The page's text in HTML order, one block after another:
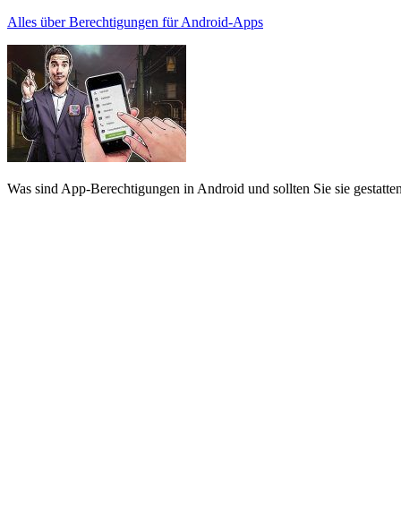
Alles über Berechtigungen für Android-Apps
Was sind App-Berechtigungen in Android und sollten Sie sie